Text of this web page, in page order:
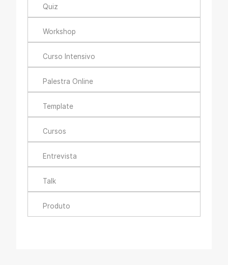
Quiz
Workshop
Curso Intensivo
Palestra Online
Template
Cursos
Entrevista
Talk
Produto